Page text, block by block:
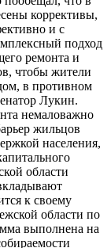
коррективы,
и с
подход
ремонта и
чтобы жители
в противном
Лукин.
немаловажно
жильцов
населения,
области
к своему
области по
выполнена на